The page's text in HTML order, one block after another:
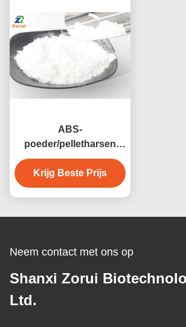
ABS-
poeder/pelletharsen
Acrylonitril Butadiene
Styreen Copolymeren
CAS 9003-56-9
Krijg Beste Prijs
Neem contact met ons op
Shanxi Zorui
Ltd.